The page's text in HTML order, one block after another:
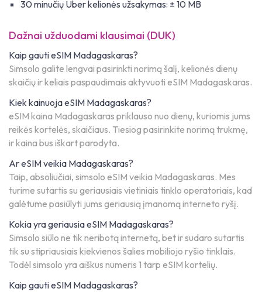
30 minučių Uber kelionės užsakymas: ± 10 MB
Dažnai užduodami klausimai (DUK)
Kaip gauti eSIM Madagaskaras?
Simsolo galite lengvai pasirinkti norimą šalį, kelionės dienų
skaičių ir keliais paspaudimais aktyvuoti eSIM Madagaskaras.
Kiek kainuoja eSIM Madagaskaras?
eSIM kaina Madagaskaras priklauso nuo dienų, kuriomis jums
reikės kortelės, skaičiaus. Tiesiog pasirinkite norimą trukmę,
ir kaina bus iškart parodyta.
Ar eSIM veikia Madagaskaras?
Taip, absoliučiai, simsolo eSIM veikia Madagaskaras. Mes
turime sutartis su geriausiais vietiniais tinklo operatoriais, kad
galėtume pasiūlyti jums geriausią įmanomą interneto ryšį.
Kokia yra geriausia eSIM Madagaskaras?
Simsolo siūlo ne tik neribotą internetą, bet ir sudaro sutartis
tik su stipriausiais kiekvienos šalies mobiliojo ryšio tinklais.
Todėl simsolo yra aiškus numeris 1 tarp eSIM kortelių.
Kaip gauti eSIM Madagaskaras?